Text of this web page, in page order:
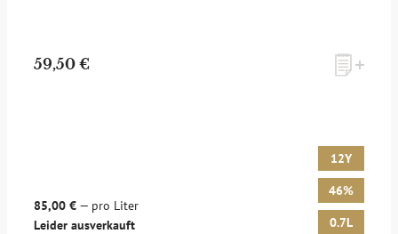
59,50 €
85,00 € — pro Liter
Leider ausverkauft
12Y
46%
0.7L